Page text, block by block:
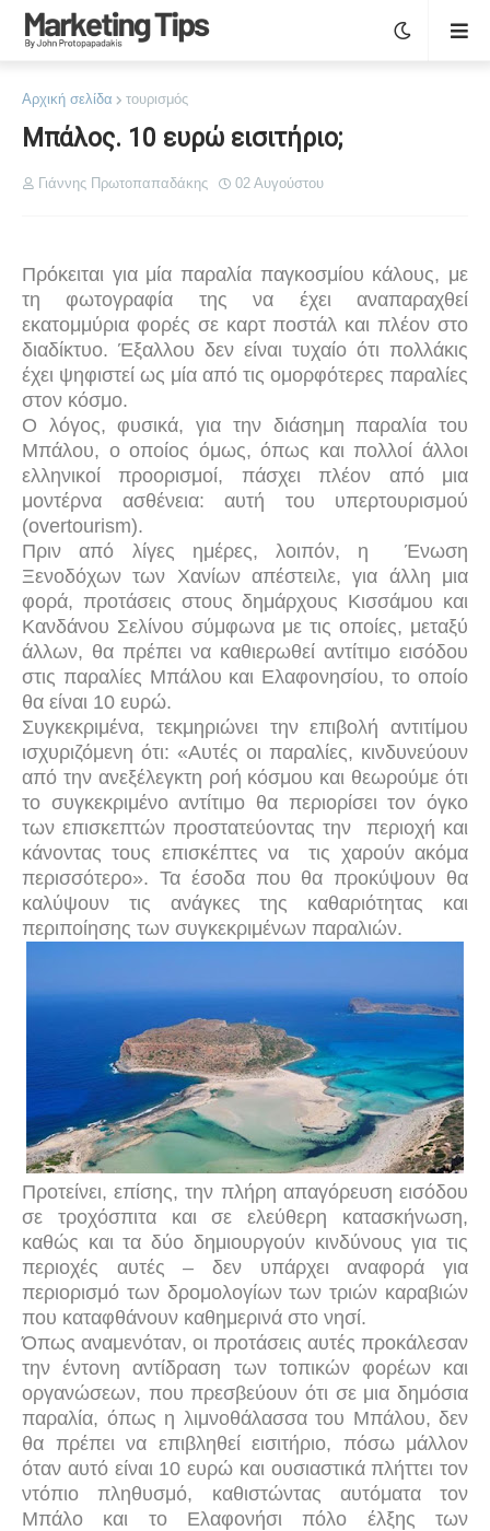
Αρχική σελίδα τουρισμός
Μπάλος. 10 ευρώ εισιτήριο;
Γιάννης Πρωτοπαπαδάκης 02 Αυγούστου
Πρόκειται για μία παραλία παγκοσμίου κάλους, με
τη φωτογραφία της να έχει αναπαραχθεί
εκατομμύρια φορές σε καρτ ποστάλ και πλέον στο
διαδίκτυο. Έξαλλου δεν είναι τυχαίο ότι πολλάκις
έχει ψηφιστεί ως μία από τις ομορφότερες παραλίες
στον κόσμο.
Ο λόγος, φυσικά, για την διάσημη παραλία του
Μπάλου, ο οποίος όμως, όπως και πολλοί άλλοι
ελληνικοί προορισμοί, πάσχει πλέον από μια
μοντέρνα ασθένεια: αυτή του υπερτουρισμού
(overtourism).
Πριν από λίγες ημέρες, λοιπόν, η
Ένωση
Ξενοδόχων των Χανίων απέστειλε, για άλλη μια
φορά, προτάσεις στους δημάρχους Κισσάμου και
Κανδάνου Σελίνου σύμφωνα με τις οποίες, μεταξύ
άλλων, θα πρέπει να καθιερωθεί αντίτιμο εισόδου
στις παραλίες Μπάλου και Ελαφονησίου, το οποίο
θα είναι 10 ευρώ.
Συγκεκριμένα, τεκμηριώνει την επιβολή αντιτίμου
ισχυριζόμενη ότι: «Αυτές οι παραλίες, κινδυνεύουν
από την ανεξέλεγκτη ροή κόσμου και θεωρούμε ότι
το συγκεκριμένο αντίτιμο θα περιορίσει τον όγκο
των επισκεπτών προστατεύοντας την
περιοχή και
κάνοντας τους επισκέπτες να
τις χαρούν ακόμα
περισσότερο». Τα έσοδα που θα προκύψουν θα
καλύψουν τις ανάγκες της καθαριότητας και
περιποίησης των συγκεκριμένων παραλιών.
Προτείνει, επίσης, την πλήρη απαγόρευση εισόδου
σε τροχόσπιτα και σε ελεύθερη κατασκήνωση,
καθώς και τα δύο δημιουργούν κινδύνους για τις
περιοχές αυτές – δεν υπάρχει αναφορά για
περιορισμό των δρομολογίων των τριών καραβιών
που καταφθάνουν καθημερινά στο νησί.
Όπως αναμενόταν, οι προτάσεις αυτές προκάλεσαν
την έντονη αντίδραση των τοπικών φορέων και
οργανώσεων, που πρεσβεύουν ότι σε μια δημόσια
παραλία, όπως η λιμνοθάλασσα του Μπάλου, δεν
θα πρέπει να επιβληθεί εισιτήριο, πόσω μάλλον
όταν αυτό είναι 10 ευρώ και ουσιαστικά πλήττει τον
ντόπιο πληθυσμό, καθιστώντας αυτόματα τον
Μπάλο και το Ελαφονήσι πόλο έλξης των